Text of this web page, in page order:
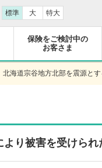
標準 大 特大
保険をご検討中の
お客さま
北海道宗谷地方北部を震源と
り被害を受けられ